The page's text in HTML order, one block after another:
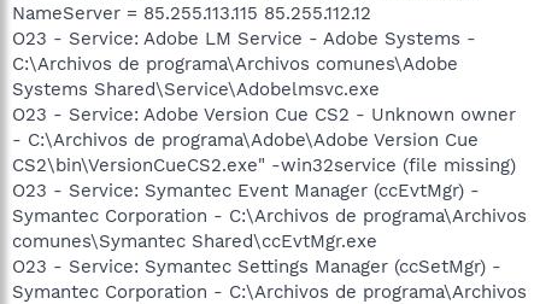
NameServer = 85.255.113.115 85.255.112.12
O23 - Service: Adobe LM Service - Adobe Systems -
C:\Archivos de programa\Archivos comunes\Adobe
Systems Shared\Service\Adobelmsvc.exe
O23 - Service: Adobe Version Cue CS2 - Unknown owner
- C:\Archivos de programa\Adobe\Adobe Version Cue
CS2\bin\VersionCueCS2.exe" -win32service (file missing)
O23 - Service: Symantec Event Manager (ccEvtMgr) -
Symantec Corporation - C:\Archivos de programa\Archivos
comunes\Symantec Shared\ccEvtMgr.exe
O23 - Service: Symantec Settings Manager (ccSetMgr) -
Symantec Corporation - C:\Archivos de programa\Archivos